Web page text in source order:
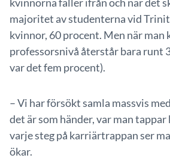
majoritet av studenterna vid
kvinnor, 60 procent. Men när man
professorsnivå återstår bara runt
var det fem procent).
– Vi har försökt samla massvis
det är som händer, var man
varje steg på karriärtrappan ser
ökar.